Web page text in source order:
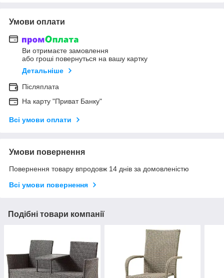
Умови оплати
Ви отримаєте замовлення
або гроші повернуться на вашу картку
Детальніше
Післяплата
На карту "Приват Банку"
Всі умови оплати
Умови повернення
Повернення товару впродовж 14 днів за домовленістю
Всі умови повернення
Подібні товари компанії